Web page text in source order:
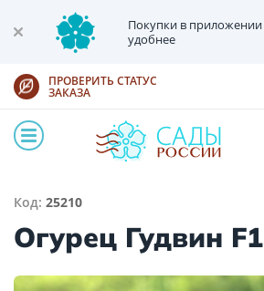
Покупки в приложении
удобнее
ПРОВЕРИТЬ СТАТУС
ЗАКАЗА
Код: 25210
Огурец Гудвин F1